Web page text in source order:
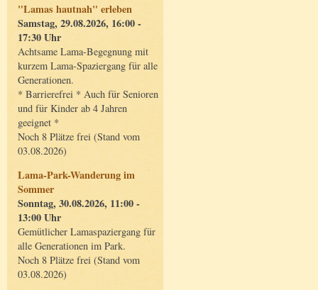
"Lamas hautnah" erleben
Samstag, 29.08.2026, 16:00 -
17:30 Uhr
Achtsame Lama-Begegnung mit
kurzem Lama-Spaziergang für alle
Generationen.
* Barrierefrei * Auch für Senioren
und für Kinder ab 4 Jahren
geeignet *
Noch 8 Plätze frei (Stand vom
03.08.2026)
Lama-Park-Wanderung im
Sommer
Sonntag, 30.08.2026, 11:00 -
13:00 Uhr
Gemütlicher Lamaspaziergang für
alle Generationen im Park.
Noch 8 Plätze frei (Stand vom
03.08.2026)